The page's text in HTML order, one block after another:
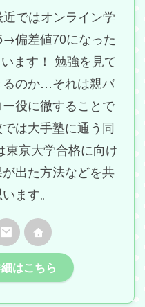
ではオンライン学
偏差値70になった
ます！ 勉強を見て
るのか…それは親バ
役に徹することで
は大手塾に通う同
東京大学合格に向け
出た方法などを共
ます。
はこちら